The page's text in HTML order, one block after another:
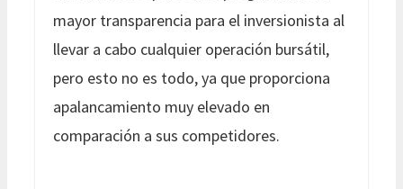
mayor transparencia para el inversionista al
llevar a cabo cualquier operación bursátil,
pero esto no es todo, ya que proporciona
apalancamiento muy elevado en
comparación a sus competidores.